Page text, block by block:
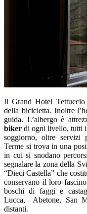
Il Grand Hotel
della bicicletta. Inoltre
guida. L’albergo è
biker di ogni livello, tutti i
soggiorno, oltre servizi
Terme si trova in una
in cui si snodano
segnalare la zona della
“Dieci Castella” che
conservano il loro
boschi di faggi e
Lucca, Abetone, San
distanti.